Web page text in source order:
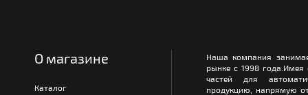
О магазине
Каталог
Наша компания
рынке с 1998
частей для
продукцию, напрямую